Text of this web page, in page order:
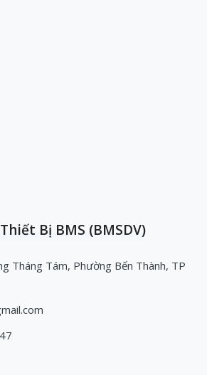
Bị BMS (BMSDV)
Tháng Tám, Phường Bến Thành, TP